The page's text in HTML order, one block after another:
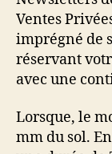
Ventes
imprégné de
réservant
avec une
Lorsque, le
mm du sol.